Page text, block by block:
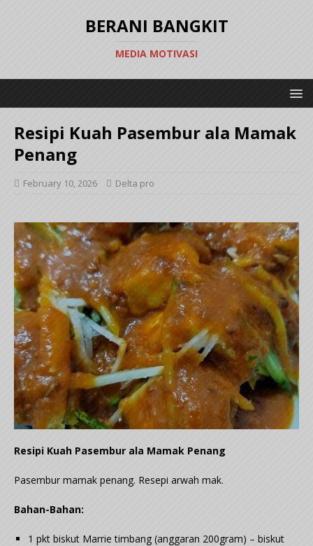
BERANI BANGKIT
MEDIA MOTIVASI
Resipi Kuah Pasembur ala Mamak
Penang
February 10, 2026 Delta pro
Resipi Kuah Pasembur ala Mamak Penang
Pasembur mamak penang. Resepi arwah mak.
Bahan-Bahan:
1 pkt biskut Marrie timbang (anggaran 200gram) – biskut